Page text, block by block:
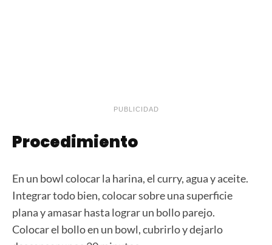
PUBLICIDAD
Procedimiento
En un bowl colocar la harina, el curry, agua y aceite.
Integrar todo bien, colocar sobre una superficie
plana y amasar hasta lograr un bollo parejo.
Colocar el bollo en un bowl, cubrirlo y dejarlo